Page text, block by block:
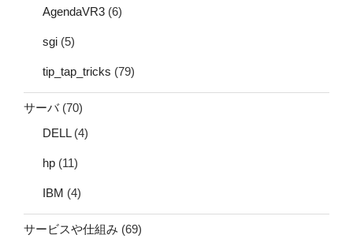
AgendaVR3 (6)
sgi (5)
tip_tap_tricks (79)
サーバ(70)
DELL(4)
hp (11)
IBM (4)
サービスや仕組み (69)